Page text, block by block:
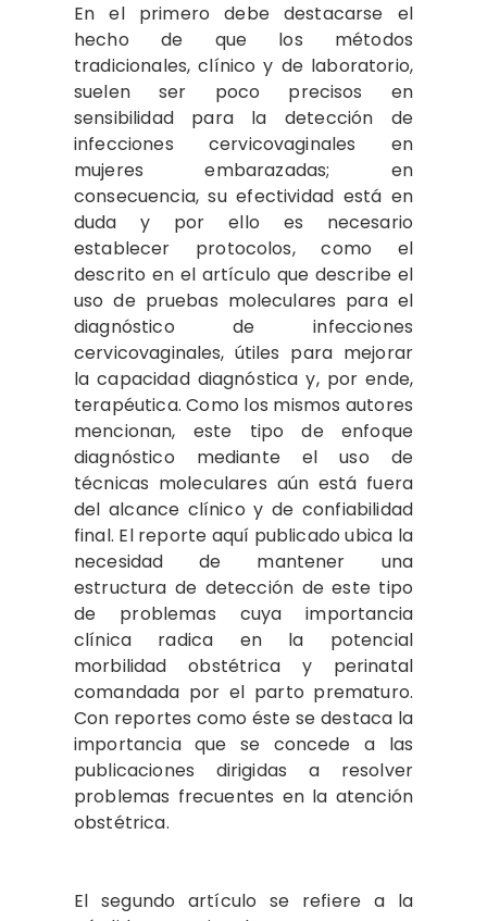
En el primero debe destacarse el
hecho de que los métodos
tradicionales, clínico y de laboratorio,
suelen ser poco precisos en
sensibilidad para la detección de
infecciones cervicovaginales en
mujeres embarazadas; en
consecuencia, su efectividad está en
duda y por ello es necesario
establecer protocolos, como el
descrito en el artículo que describe el
uso de pruebas moleculares para el
diagnóstico de infecciones
cervicovaginales, útiles para mejorar
la capacidad diagnóstica y, por ende,
terapéutica. Como los mismos autores
mencionan, este tipo de enfoque
diagnóstico mediante el uso de
técnicas moleculares aún está fuera
del alcance clínico y de confiabilidad
final. El reporte aquí publicado ubica la
necesidad de mantener una
estructura de detección de este tipo
de problemas cuya importancia
clínica radica en la potencial
morbilidad obstétrica y perinatal
comandada por el parto prematuro.
Con reportes como éste se destaca la
importancia que se concede a las
publicaciones dirigidas a resolver
problemas frecuentes en la atención
obstétrica.
El segundo artículo se refiere a la